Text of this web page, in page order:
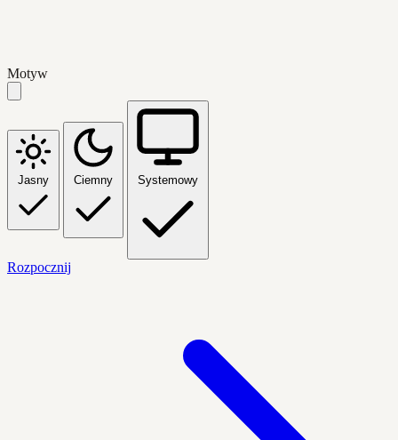
Motyw
Jasny Ciemny Systemowy
Rozpocznij